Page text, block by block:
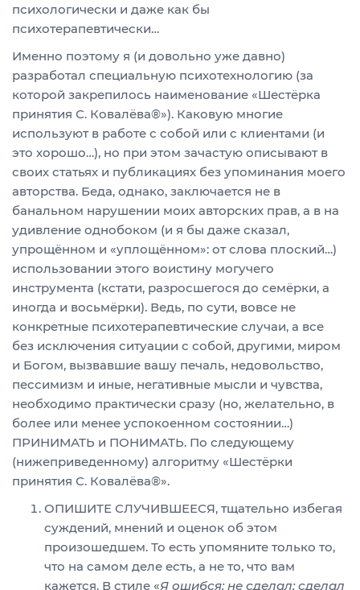
психологически и даже как бы
психотерапевтически…
Именно поэтому я (и довольно уже давно)
разработал специальную психотехнологию (за
которой закрепилось наименование «Шестёрка
принятия С. Ковалёва®»). Каковую многие
используют в работе с собой или с клиентами (и
это хорошо…), но при этом зачастую описывают в
своих статьях и публикациях без упоминания моего
авторства. Беда, однако, заключается не в
банальном нарушении моих авторских прав, а в на
удивление однобоком (и я бы даже сказал,
упрощённом и «уплощённом»: от слова плоский…)
использовании этого воистину могучего
инструмента (кстати, разросшегося до семёрки, а
иногда и восьмёрки). Ведь, по сути, вовсе не
конкретные психотерапевтические случаи, а все
без исключения ситуации с собой, другими, миром
и Богом, вызвавшие вашу печаль, недовольство,
пессимизм и иные, негативные мысли и чувства,
необходимо практически сразу (но, желательно, в
более или менее успокоенном состоянии…)
ПРИНИМАТЬ и ПОНИМАТЬ. По следующему
(нижеприведенному) алгоритму «Шестёрки
принятия С. Ковалёва®».
ОПИШИТЕ СЛУЧИВШЕЕСЯ, тщательно избегая
суждений, мнений и оценок об этом
произошедшем. То есть упомяните только то,
что на самом деле есть, а не то, что вам
кажется. В стиле «Я ошибся; не сделал; сделал